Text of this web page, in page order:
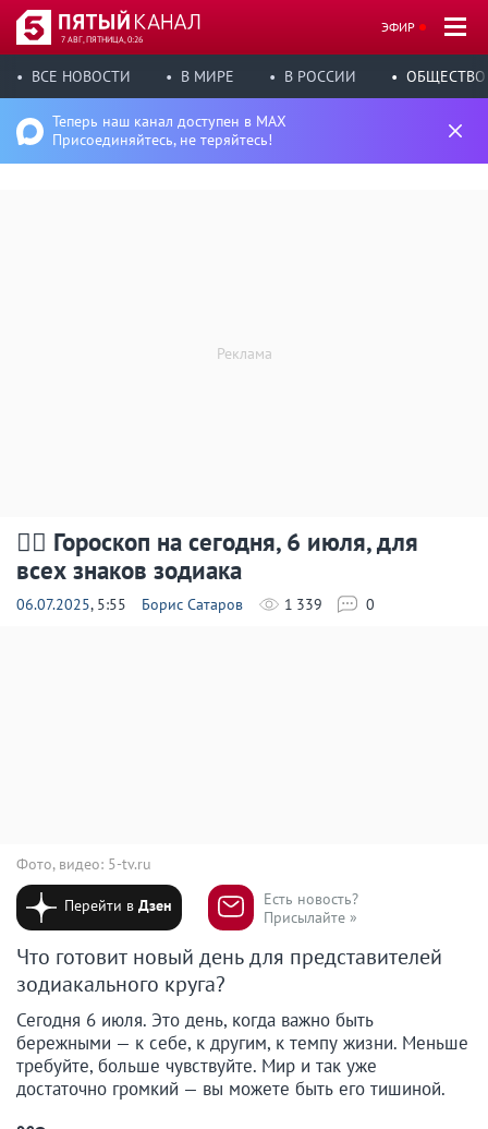
7 АВГ, ПЯТНИЦА, 0:26
ЭФИР
ВСЕ НОВОСТИ В МИРЕ В РОССИИ ОБЩЕСТВО
Теперь наш канал доступен в MAX
Присоединяйтесь, не теряйтесь!
🧙‍♀ Гороскоп на сегодня, 6 июля, для
всех знаков зодиака
06.07.2025, 5:55 Борис Сатаров 1 339 0
Фото, видео: 5-tv.ru
Перейти вДзен
Есть новость?
Присылайте »
Что готовит новый день для представителей
зодиакального круга?
Сегодня 6 июля. Это день, когда важно быть
бережными — к себе, к другим, к темпу жизни. Меньше
требуйте, больше чувствуйте. Мир и так уже
достаточно громкий — вы можете быть его тишиной.